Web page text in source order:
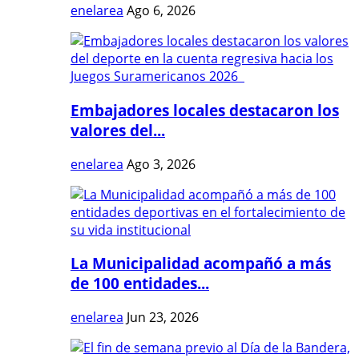
enelarea Ago 6, 2026
Embajadores locales destacaron los
valores del...
enelarea Ago 3, 2026
La Municipalidad acompañó a más
de 100 entidades...
enelarea Jun 23, 2026